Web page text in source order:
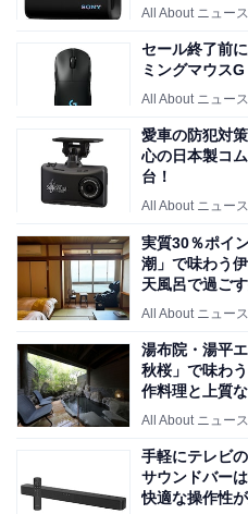
All About ニュー
セール終了前
ミングマウス
All About ニュー
愛車の防犯対
心の日本製コ
台！
All About ニュー
実質30％ポイ
潮」で味わう
天風呂で過ご
All About ニュー
湯布院・湯平
秋桜」で味わ
作料理と上質
All About ニュー
手軽にテレビ
サウンドバー
快適な操作性